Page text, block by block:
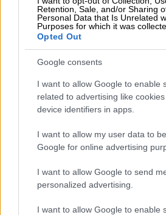
Retention, Sale, and/or Sharing
Personal Data that Is Unrelated
Purposes for which it was
Opted Out
Google consents
I want to allow Google to enable
related to advertising like
device identifiers in apps.
I want to allow my user data to
Google for online advertising
I want to allow Google to send
personalized advertising.
I want to allow Google to enable
μπάσκετ γυναικών στα
του Eurobasket
Η Ελλάδα ηττήθηκε απ'
Κοζάνη